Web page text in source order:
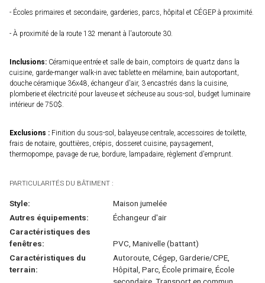
- Écoles primaires et secondaire, garderies, parcs, hôpital et CÉGEP à proximité.
- À proximité de la route 132 menant à l'autoroute 30.
Inclusions: Céramique entrée et salle de bain, comptoirs de quartz dans la
cuisine, garde-manger walk-in avec tablette en mélamine, bain autoportant,
douche céramique 36x48, échangeur d'air, 3 encastrés dans la cuisine,
plomberie et électricité pour laveuse et sécheuse au sous-sol, budget luminaire
intérieur de 750$.
Exclusions : Finition du sous-sol, balayeuse centrale, accessoires de toilette,
frais de notaire, gouttières, crépis, dosseret cuisine, paysagement,
thermopompe, pavage de rue, bordure, lampadaire, règlement d'emprunt.
PARTICULARITÉS DU BÂTIMENT :
Style:
Maison jumelée
Autres équipements:
Échangeur d'air
Caractéristiques des
fenêtres:
PVC, Manivelle (battant)
Caractéristiques du
terrain:
Autoroute, Cégep, Garderie/CPE,
Hôpital, Parc, École primaire, École